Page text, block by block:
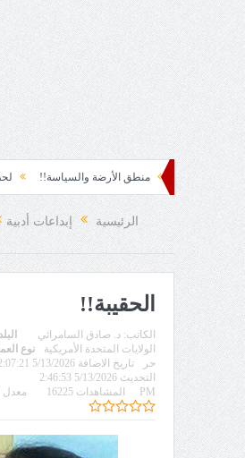
منطق الأرضة والسياسة!! لحظة
الرمل!!
الرئيسية إبداعات أدبية
الحقيبة!!
الكاتب: د. صادق السامرائي
الولايات المتحدة الأمريكية
نوع
حر
تاريخ الاضافة 5/13/2026 2:07:21 PM
التحديث 5/13/2026 2:46:53
PM
المشاهدات 16225 معدل